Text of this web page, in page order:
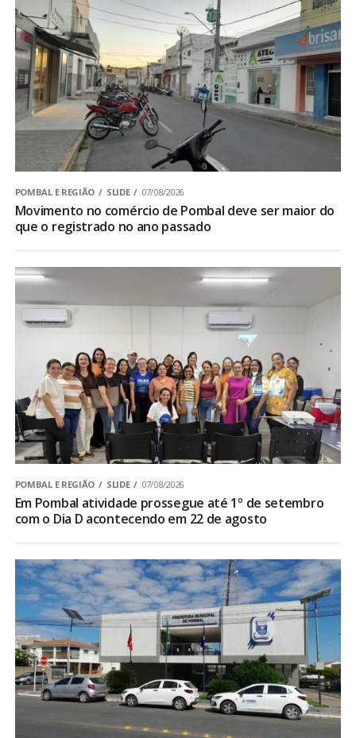
POMBAL E REGIÃO SLIDE 07/08/2026
Movimento no comércio de Pombal deve ser maior do
que o registrado no ano passado
POMBAL E REGIÃO SLIDE 07/08/2026
Em Pombal atividade prossegue até 1º de setembro
com o Dia D acontecendo em 22 de agosto